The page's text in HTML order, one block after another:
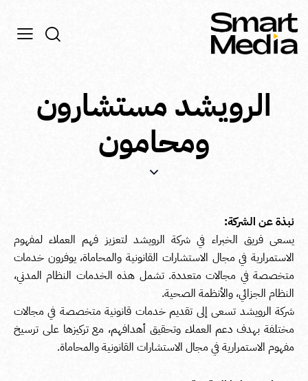
الرويشد مستشارون
ومحامون
نبذة عن الشركة:
يسعى فريق الخبراء في شركة الرويشد لتعزيز فهم العملاء لمفهوم
الاستمرارية في مجال الاستشارات القانونية والمحاماة، يوفرون خدمات
متخصصة في مجالات متعددة. تشمل هذه الخدمات النظام المدني،
النظام الجزائي، والأنظمة الصحية.
شركة الرويشد تسعى إلى تقديم خدمات قانونية متخصصة في مجالات
مختلفة بهدف دعم العملاء وتحقيق أهدافهم، مع تركيزها على ترسيخ
مفهوم الاستمرارية في مجال الاستشارات القانونية والمحاماة.